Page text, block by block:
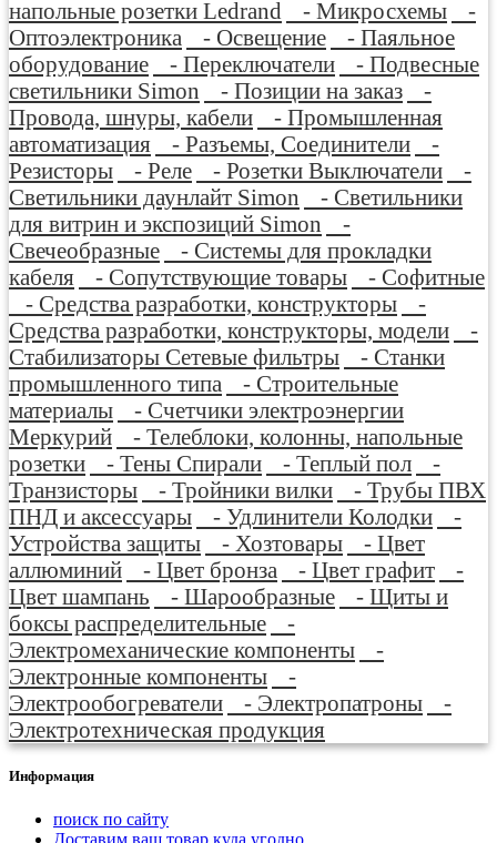
напольные розетки Ledrand
- Микросхемы
-
Оптоэлектроника
- Освещение
- Паяльное
оборудование
- Переключатели
- Подвесные
светильники Simon
- Позиции на заказ
-
Провода, шнуры, кабели
- Промышленная
автоматизация
- Разъемы, Соединители
-
Резисторы
- Реле - Розетки Выключатели
-
Светильники даунлайт Simon
- Светильники
для витрин и экспозиций Simon
-
Свечеобразные
- Системы для прокладки
кабеля
- Сопутствующие товары
- Софитные
- Средства разработки, конструкторы
-
Средства разработки, конструкторы, модели
-
Стабилизаторы Сетевые фильтры
- Станки
промышленного типа
- Строительные
материалы
- Счетчики электроэнергии
Меркурий
- Телеблоки, колонны, напольные
розетки
- Тены Спирали - Теплый пол
-
Транзисторы
- Тройники вилки
- Трубы ПВХ
ПНД и аксессуары
- Удлинители Колодки
-
Устройства защиты
- Хозтовары
- Цвет
аллюминий
- Цвет бронза - Цвет графит
-
Цвет шампань
- Шарообразные
- Щиты и
боксы распределительные
-
Электромеханические компоненты
-
Электронные компоненты
-
Электрообогреватели
- Электропатроны
-
Электротехническая продукция
Информация
поиск по сайту
Доставим ваш товар куда угодно